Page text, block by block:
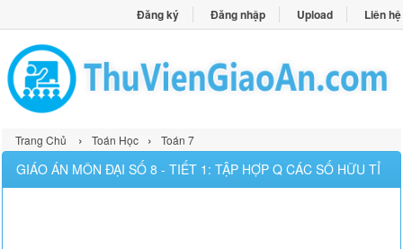
Đăng ký Đăng nhập Upload Liên hệ
Trang Chủ › Toán Học › Toán 7
GIÁO ÁN MÔN ĐẠI SỐ 8 - TIẾT 1: TẬP HỢP Q CÁC SỐ HỮU TỈ